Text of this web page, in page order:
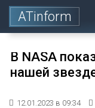
ATinform
В NASA
нашей
12.01.2023 в 09:34